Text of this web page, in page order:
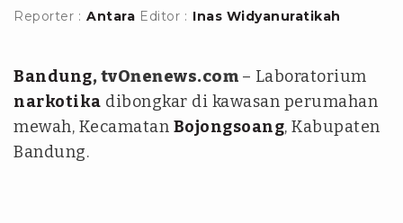
Reporter : Antara Editor : Inas Widyanuratikah
Bandung, tvOnenews.com – Laboratorium
narkotika dibongkar di kawasan perumahan
mewah, Kecamatan Bojongsoang, Kabupaten
Bandung.